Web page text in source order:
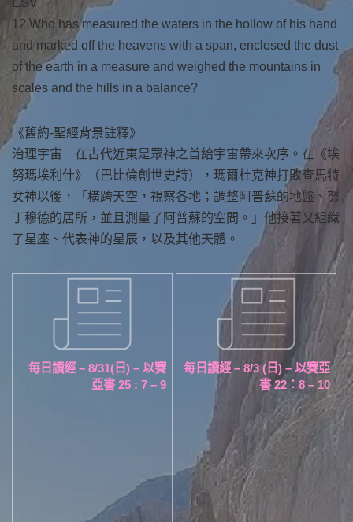
12 Who has measured the waters in the hollow of his hand
and marked off the heavens with a span, enclosed the dust
of the earth in a measure and weighed the mountains in
scales and the hills in a balance?
《舊約-聖經背景註釋》
治理宇宙 在古代近東是眾神之首給宇宙帶來次序。在《埃
努瑪埃利什》（巴比倫創世史詩），瑪爾杜克神打敗查馬特
女神以後，「橫跨天空，視察各地；調整阿普蘇的地盤、努
丁穆德的居所，並且測量了阿普蘇的空間。」他接著又組織
了星座、代表神的星辰，以及其他天體。
每日讀經 – 8/31(日) – 以賽
亞書 25 : 7 – 9
每日讀經 – 8/3 (日) – 以賽亞
書 22：8 – 10